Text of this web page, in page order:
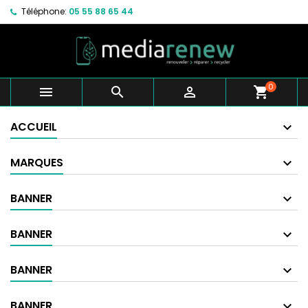
Téléphone: 05 55 88 65 44
   shopping_cart0
ACCUEIL
MARQUES
BANNER
BANNER
BANNER